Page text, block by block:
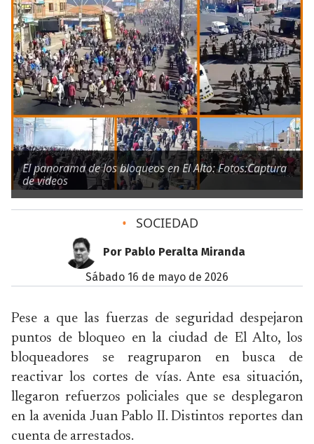
El panorama de los bloqueos en El Alto: Fotos:Captura
de videos
• SOCIEDAD
Por Pablo Peralta Miranda
sábado 16 de mayo de 2026
Pese a que las fuerzas de seguridad despejaron
puntos de bloqueo en la ciudad de El Alto, los
bloqueadores se reagruparon en busca de
reactivar los cortes de vías. Ante esa situación,
llegaron refuerzos policiales que se desplegaron
en la avenida Juan Pablo II. Distintos reportes dan
cuenta de arrestados.